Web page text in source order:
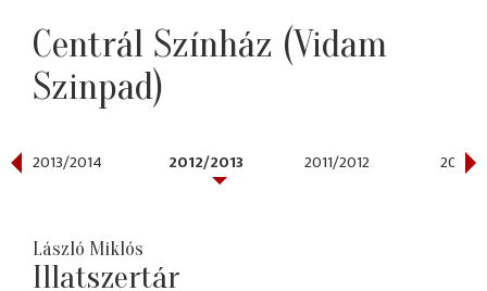
Centrál Színház (Vidam
Szinpad)
2013/2014 2012/2013 2011/2012 2010/
László Miklós
Illatszertár